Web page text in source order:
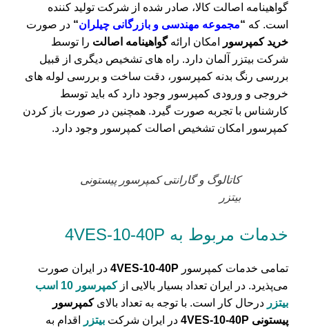
گواهینامه اصالت کالا، صادر شده از شرکت تولید کننده
است. که “مجموعه مهندسی و بازرگانی چیلران“ در صورت
خرید کمپرسور
امکان ارائهگواهینامه اصالت را توسط
شرکت بیتزر آلمان دارد. راه های تشخیص دیگری از قبیل
بررسی رنگ بدنه کمپرسور، دقت ساخت و بررسی لوله های
خروجی و ورودی کمپرسور وجود دارد که باید توسط
کارشناس با تجربه صورت گیرد. همچنین در صورت باز کردن
کمپرسور امکان تشخیص اصالت کمپرسور وجود دارد.
کاتالوگ و گارانتی کمپرسور پیستونی
بیتزر
خدمات مربوط به 4VES-10-40P
تمامی خدمات کمپرسور 4VES-10-40P در ایران صورت
می‌پذیرد. در ایران تعداد بسیار بالایی از
کمپرسور 10 اسب
بیتزر درحال کار است. با توجه به تعداد بالایکمپرسور‌
پیستونی 4VES-10-40P
در ایران شرکت بیتزر
اقدام به